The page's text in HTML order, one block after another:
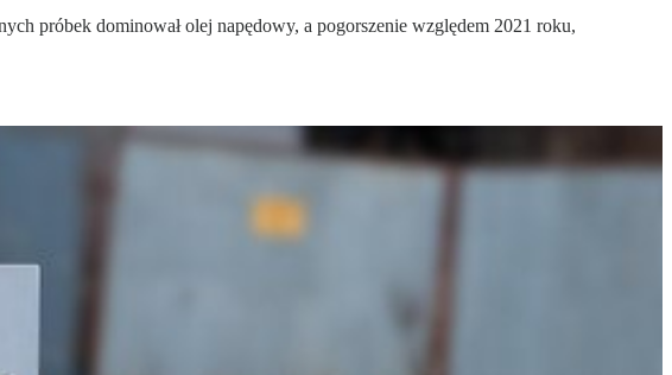
próbek dominował olej napędowy, a pogorszenie względem 2021 roku,